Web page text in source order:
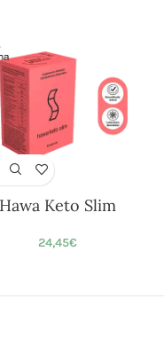
Hawa Keto Slim
24,45€